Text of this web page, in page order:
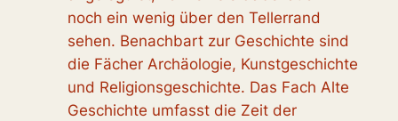
noch ein wenig über den Tellerrand
sehen. Benachbart zur Geschichte sind
die Fächer Archäologie, Kunstgeschichte
und Religionsgeschichte. Das Fach Alte
Geschichte umfasst die Zeit der